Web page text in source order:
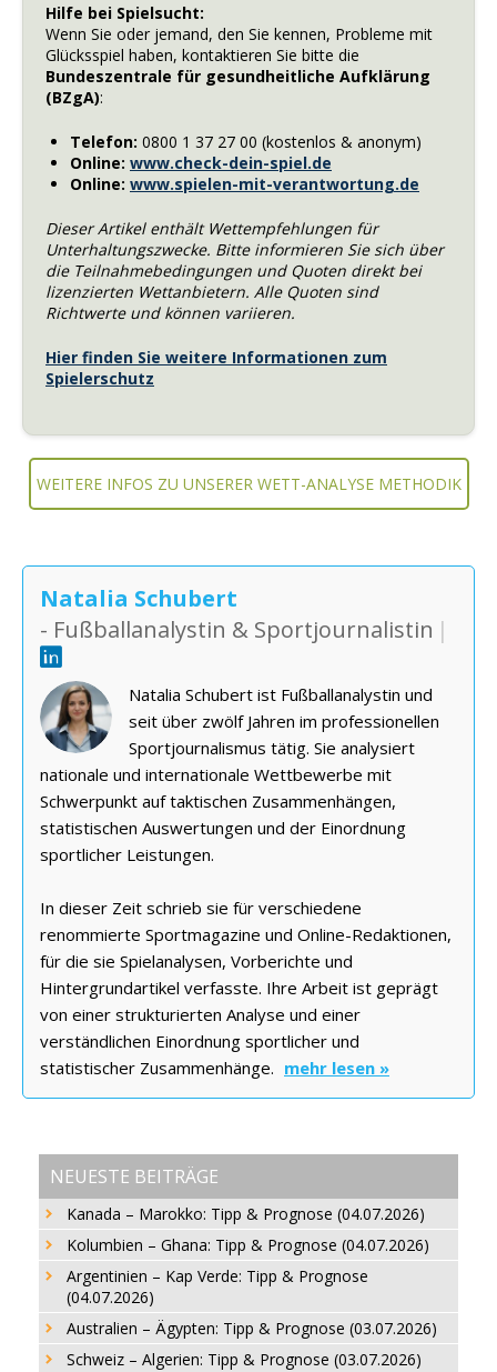
Hilfe bei Spielsucht:
Wenn Sie oder jemand, den Sie kennen, Probleme mit
Glücksspiel haben, kontaktieren Sie bitte die
Bundeszentrale für gesundheitliche Aufklärung
(BZgA):
Telefon: 0800 1 37 27 00 (kostenlos & anonym)
Online: www.check-dein-spiel.de
Online: www.spielen-mit-verantwortung.de
Dieser Artikel enthält Wettempfehlungen für
Unterhaltungszwecke. Bitte informieren Sie sich über
die Teilnahmebedingungen und Quoten direkt bei
lizenzierten Wettanbietern. Alle Quoten sind
Richtwerte und können variieren.
Hier finden Sie weitere Informationen zum
Spielerschutz
WEITERE INFOS ZU UNSERER WETT-ANALYSE METHODIK
Natalia Schubert
- Fußballanalystin & Sportjournalistin |
Natalia Schubert ist Fußballanalystin und
seit über zwölf Jahren im professionellen
Sportjournalismus tätig. Sie analysiert
nationale und internationale Wettbewerbe mit
Schwerpunkt auf taktischen Zusammenhängen,
statistischen Auswertungen und der Einordnung
sportlicher Leistungen.
In dieser Zeit schrieb sie für verschiedene
renommierte Sportmagazine und Online-Redaktionen,
für die sie Spielanalysen, Vorberichte und
Hintergrundartikel verfasste. Ihre Arbeit ist geprägt
von einer strukturierten Analyse und einer
verständlichen Einordnung sportlicher und
statistischer Zusammenhänge. mehr lesen »
NEUESTE BEITRÄGE
Kanada – Marokko: Tipp & Prognose (04.07.2026)
Kolumbien – Ghana: Tipp & Prognose (04.07.2026)
Argentinien – Kap Verde: Tipp & Prognose
(04.07.2026)
Australien – Ägypten: Tipp & Prognose (03.07.2026)
Schweiz – Algerien: Tipp & Prognose (03.07.2026)